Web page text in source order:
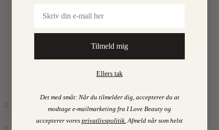
2023 • By
CHARLOTTE
Find mine favoritter i
holde de bedste skønhedstips for sig selv.
Derfor deler vi selvfølgelig ud af dem. Få
Tilmeld mig
Ellers tak
Det med småt: Når du tilmelder dig, accepterer du at
modtage e-mailmarketing fra I Love Beauty og
accepterer vores privatlivspolitik. Afmeld når som helst